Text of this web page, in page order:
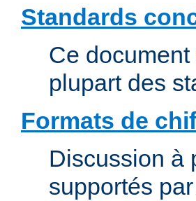
Standards
Ce
plupart des
Formats de
Discussion à
supportés